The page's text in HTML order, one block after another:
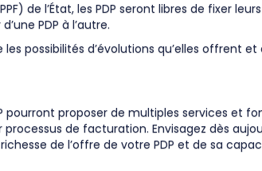
de l’État, les PDP seront libres de fixer
PDP à l’autre.
possibilités d’évolutions qu’elles offrent
pourront proposer de multiples services et
de facturation. Envisagez dès
de l’offre de votre PDP et de sa